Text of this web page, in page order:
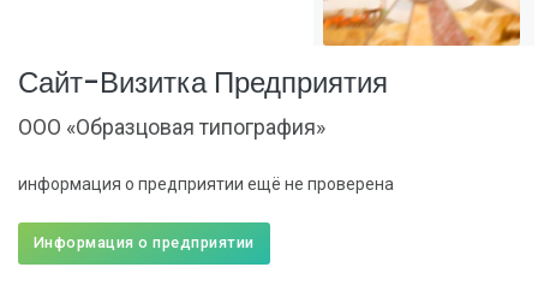
Сайт-Визитка Предприятия
ООО «Образцовая типография»
информация о предприятии ещё не проверена
Информация о предприятии